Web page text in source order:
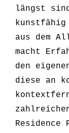
längst
kunstfähig
aus dem
macht
den
diese an
Residence